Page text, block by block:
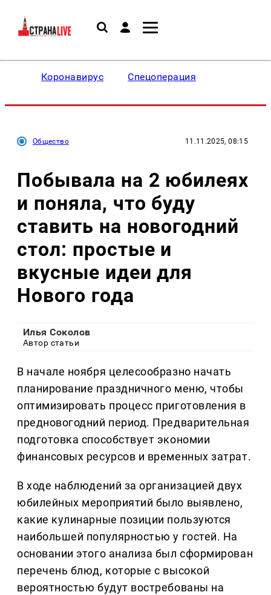
Коронавирус Спецоперация
Общество 11.11.2025, 08:15
Побывала на 2 юбилеях
и поняла, что буду
ставить на новогодний
стол: простые и
вкусные идеи для
Нового года
Илья Соколов
Автор статьи
В начале ноября целесообразно начать
планирование праздничного меню, чтобы
оптимизировать процесс приготовления в
предновогодний период. Предварительная
подготовка способствует экономии
финансовых ресурсов и временных затрат.
В ходе наблюдений за организацией двух
юбилейных мероприятий было выявлено,
какие кулинарные позиции пользуются
наибольшей популярностью у гостей. На
основании этого анализа был сформирован
перечень блюд, которые с высокой
вероятностью будут востребованы на